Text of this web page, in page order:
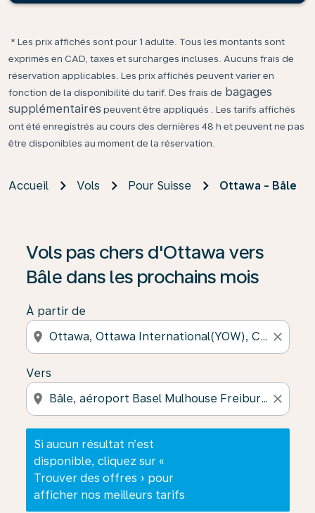
* Les prix affichés sont pour 1 adulte. Tous les montants sont
exprimés en CAD, taxes et surcharges incluses. Aucuns frais de
réservation applicables. Les prix affichés peuvent varier en
fonction de la disponibilité du tarif. Des frais de bagages
supplémentaires peuvent être appliqués . Les tarifs affichés
ont été enregistrés au cours des dernières 48 h et peuvent ne pas
être disponibles au moment de la réservation.
Accueil Vols Pour Suisse Ottawa - Bâle
Vols pas chers d'Ottawa vers
Bâle dans les prochains mois
À partir de
location_on close
Vers
location_on close
Si aucun résultat n’est
disponible, cliquez sur «
Trouver des offres » pour
afficher nos meilleurs tarifs
Si aucun résultat n’est disponible, cliquez sur «